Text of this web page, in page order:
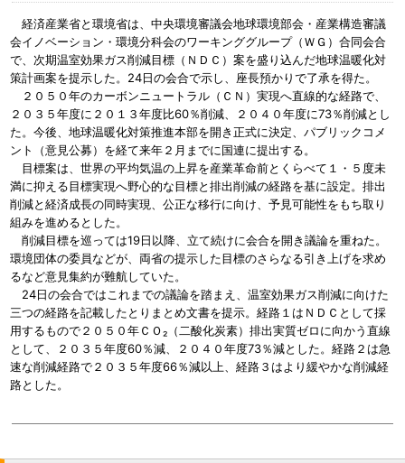
経済産業省と環境省は、中央環境審議会地球環境部会・産業構造審議
会イノベーション・環境分科会のワーキンググループ（ＷＧ）合同会合
で、次期温室効果ガス削減目標（ＮＤＣ）案を盛り込んだ地球温暖化対
策計画案を提示した。24日の会合で示し、座長預かりで了承を得た。
２０５０年のカーボンニュートラル（ＣＮ）実現へ直線的な経路で、
２０３５年度に２０１３年度比60％削減、２０４０年度に73％削減とし
た。今後、地球温暖化対策推進本部を開き正式に決定、パブリックコメ
ント（意見公募）を経て来年２月までに国連に提出する。
目標案は、世界の平均気温の上昇を産業革命前とくらべて１・５度未
満に抑える目標実現へ野心的な目標と排出削減の経路を基に設定。排出
削減と経済成長の同時実現、公正な移行に向け、予見可能性をもち取り
組みを進めるとした。
削減目標を巡っては19日以降、立て続けに会合を開き議論を重ねた。
環境団体の委員などが、両省の提示した目標のさらなる引き上げを求め
るなど意見集約が難航していた。
24日の会合ではこれまでの議論を踏まえ、温室効果ガス削減に向けた
三つの経路を記載したとりまとめ文書を提示。経路１はＮＤＣとして採
用するもので２０５０年ＣＯ₂（二酸化炭素）排出実質ゼロに向かう直線
として、２０３５年度60％減、２０４０年度73％減とした。経路２は急
速な削減経路で２０３５年度66％減以上、経路３はより緩やかな削減経
路とした。